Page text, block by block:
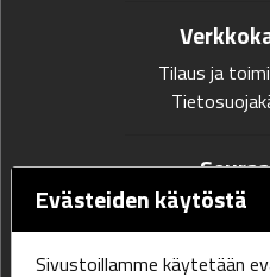
Tilaus ja
Evästeiden käytöstä
Sivustoillamme käytetään